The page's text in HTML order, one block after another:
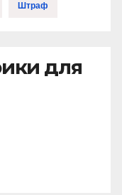
Штраф
для